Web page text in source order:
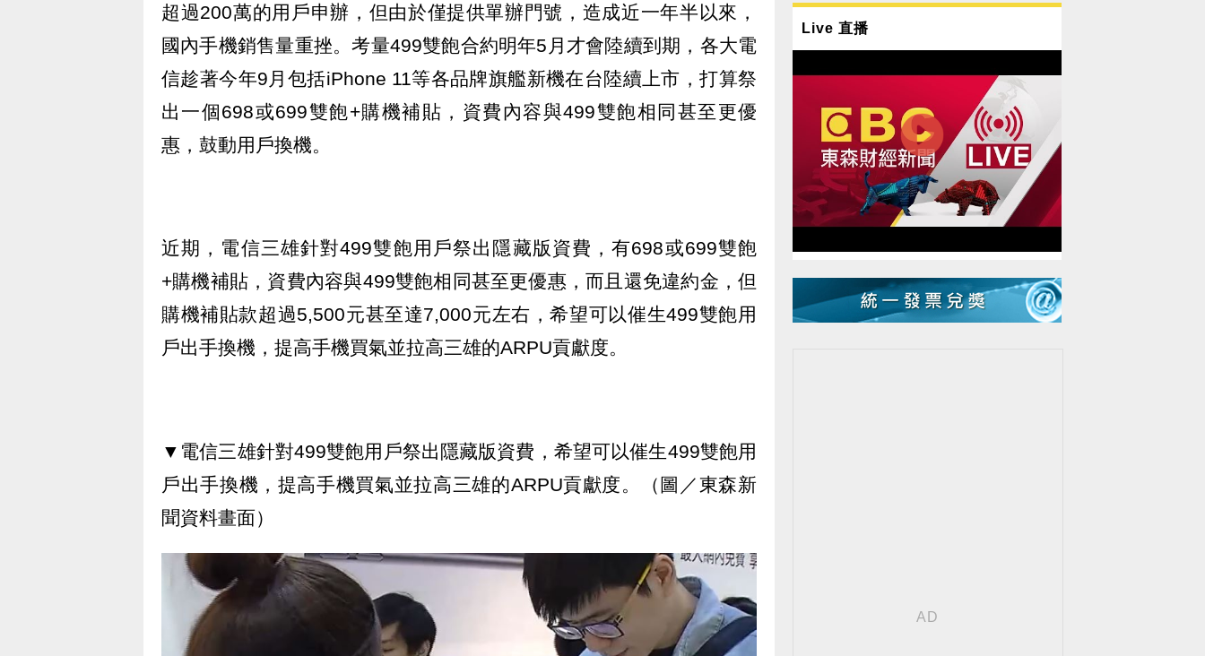
超過200萬的用戶申辦，但由於僅提供單辦門號，造成近一年半以來，
國內手機銷售量重挫。考量499雙飽合約明年5月才會陸續到期，各大電
信趁著今年9月包括iPhone 11等各品牌旗艦新機在台陸續上市，打算祭
出一個698或699雙飽+購機補貼，資費內容與499雙飽相同甚至更優
惠，鼓動用戶換機。
近期，電信三雄針對499雙飽用戶祭出隱藏版資費，有698或699雙飽
+購機補貼，資費內容與499雙飽相同甚至更優惠，而且還免違約金，但
購機補貼款超過5,500元甚至達7,000元左右，希望可以催生499雙飽用
戶出手換機，提高手機買氣並拉高三雄的ARPU貢獻度。
▼電信三雄針對499雙飽用戶祭出隱藏版資費，希望可以催生499雙飽用
戶出手換機，提高手機買氣並拉高三雄的ARPU貢獻度。（圖／東森新
聞資料畫面）
Live 直播